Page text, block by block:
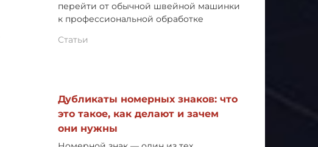
перейти от обычной швейной машинки
к профессиональной обработке
Статьи
Дубликаты номерных знаков: что
это такое, как делают и зачем
они нужны